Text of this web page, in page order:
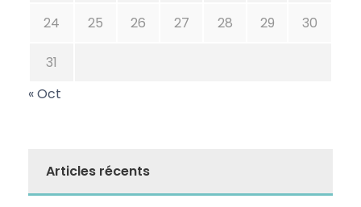
24 25 26 27 28 29 30
31
« Oct
Articles récents